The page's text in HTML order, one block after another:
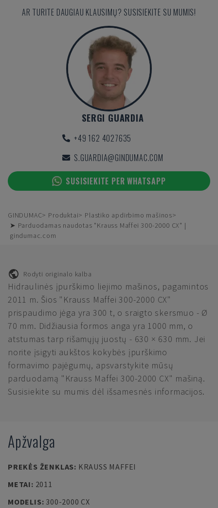
AR TURITE DAUGIAU KLAUSIMŲ? SUSISIEKITE SU MUMIS!
SERGI GUARDIA
+49 162 4027635
S.GUARDIA@GINDUMAC.COM
SUSISIEKITE PER WHATSAPP
GINDUMAC Produktai
Plastiko apdirbimo mašinos
➤ Parduodamas naudotas "Krauss Maffei 300-2000 CX" |
gindumac.com
Rodyti originalo kalba
Hidraulinės įpurškimo liejimo mašinos, pagamintos
2011 m. Šios "Krauss Maffei 300-2000 CX"
prispaudimo jėga yra 300 t, o sraigto skersmuo - Ø
70 mm. Didžiausia formos anga yra 1000 mm, o
atstumas tarp rišamųjų juostų - 630 × 630 mm. Jei
norite įsigyti aukštos kokybės įpurškimo
formavimo pajėgumų, apsvarstykite mūsų
parduodamą "Krauss Maffei 300-2000 CX" mašiną.
Susisiekite su mumis dėl išsamesnės informacijos.
Apžvalga
PREKĖS ŽENKLAS: KRAUSS MAFFEI
METAI: 2011
MODELIS: 300-2000 CX